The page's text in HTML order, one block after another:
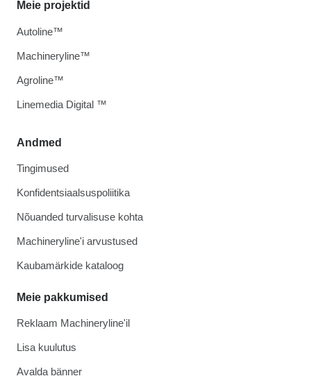
Andmed
Tingimused
Konfidentsiaalsuspoliitika
Nõuanded turvalisuse kohta
Machineryline'i arvustused
Kaubamärkide kataloog
Meie pakkumised
Reklaam Machineryline'il
Lisa kuulutus
Avalda bänner
Meie projektid
Autoline™
Machineryline™
Agroline™
Linemedia Digital ™